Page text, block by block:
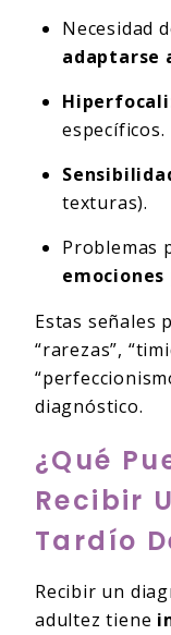
Necesidad
adaptarse
específicos.
texturas).
Problemas
emociones
Estas señales
“rarezas”,
diagnóstico.
¿Qué
Recibir
Tardío
Recibir un
adultez tiene